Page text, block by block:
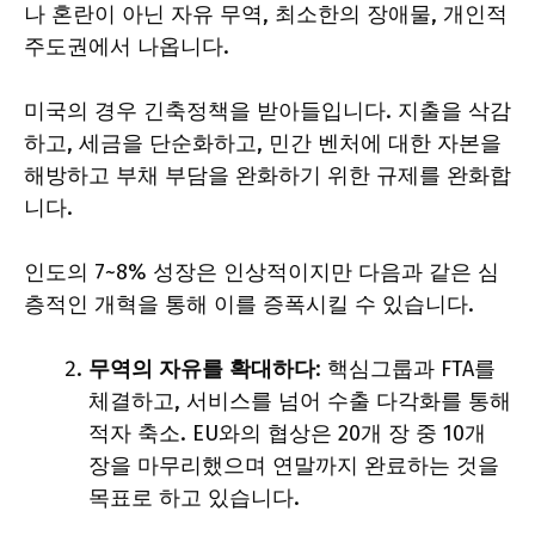
나 혼란이 아닌 자유 무역, 최소한의 장애물, 개인적
주도권에서 나옵니다.
미국의 경우 긴축정책을 받아들입니다. 지출을 삭감
하고, 세금을 단순화하고, 민간 벤처에 대한 자본을
해방하고 부채 부담을 완화하기 위한 규제를 완화합
니다.
인도의 7~8% 성장은 인상적이지만 다음과 같은 심
층적인 개혁을 통해 이를 증폭시킬 수 있습니다.
무역의 자유를 확대하다: 핵심그룹과 FTA를
체결하고, 서비스를 넘어 수출 다각화를 통해
적자 축소. EU와의 협상은 20개 장 중 10개
장을 마무리했으며 연말까지 완료하는 것을
목표로 하고 있습니다.